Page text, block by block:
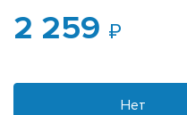
2 259
Нет